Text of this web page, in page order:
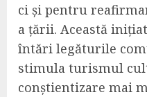
ci și pentru
a țării. Această
întări legăturile
stimula turismul
conștientizare mai